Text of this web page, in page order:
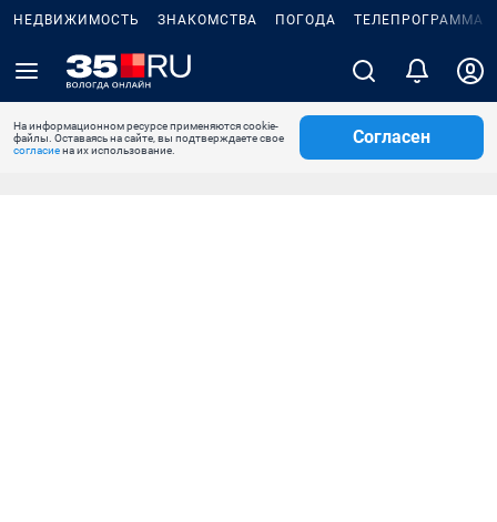
НЕДВИЖИМОСТЬ ЗНАКОМСТВА ПОГОДА ТЕЛЕПРОГРАММА
На информационном ресурсе применяются cookie-
файлы. Оставаясь на сайте, вы подтверждаете свое
согласиена их использование.
Согласен